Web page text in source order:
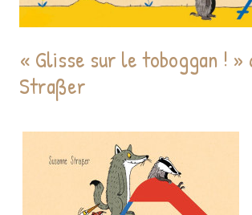
« Glisse sur le toboggan ! »
Straßer